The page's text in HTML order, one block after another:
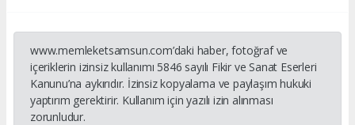
www.memleketsamsun.com’daki haber, fotoğraf ve
içeriklerin izinsiz kullanımı 5846 sayılı Fikir ve Sanat Eserleri
Kanunu’na aykırıdır. İzinsiz kopyalama ve paylaşım hukuki
yaptırım gerektirir. Kullanım için yazılı izin alınması
zorunludur.